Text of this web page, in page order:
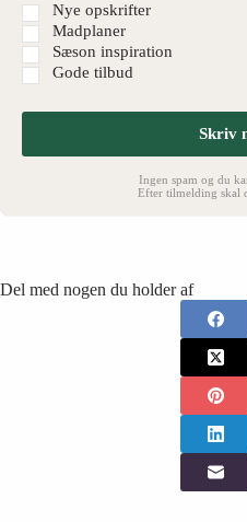
Nye opskrifter
Madplaner
Sæson inspiration
Gode tilbud
Skriv
Ingen spam og du
Efter tilmelding skal
Del med nogen du holder af